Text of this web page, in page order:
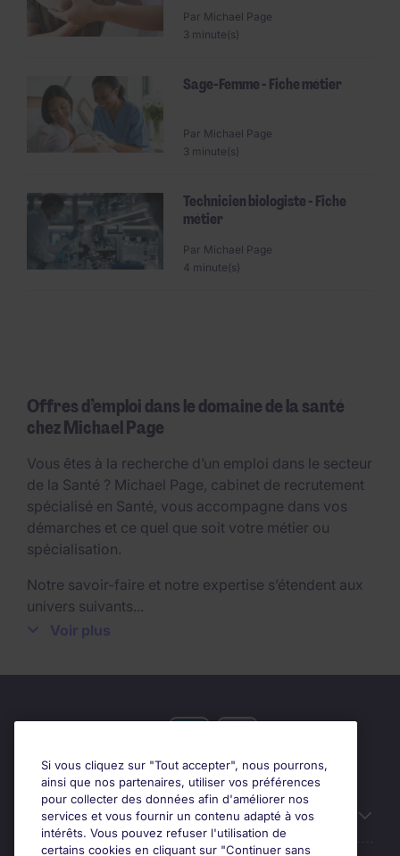
Par Michael Page
3 minute(s)
Sage-Femme - Fiche métier
Par Michael Page
3 minute(s)
Technicien biologiste - Fiche
métier
Par Michael Page
4 minute(s)
Offres d’emploi dans le domaine de la santé
chez Michael Page
Vous êtes à la recherche d’un emploi dans le secteur
de la Santé ? Michael Page, cabinet de recrutement
spécialisé en Santé, vous accompagne dans vos
démarches et ce quel que soit votre métier ou
spécialisation.
Notre savoir-faire et notre expertise s’étendent aux
univers suivants...
Industrie pharmaceutique / répartition
Nous recrutons régulièrement des Directeurs R&D*,
des Responsables de Production Pharmaceutique*,
Directeurs des Affaires Réglementaires*, des
Responsables Market Access*, des Responsables
Voir plus
Candidats
Si vous cliquez sur "Tout accepter", nous pourrons,
ainsi que nos partenaires, utiliser vos préférences
pour collecter des données afin d'améliorer nos
services et vous fournir un contenu adapté à vos
intérêts. Vous pouvez refuser l'utilisation de
certains cookies en cliquant sur "Continuer sans